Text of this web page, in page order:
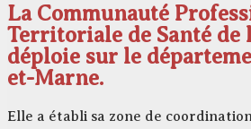
La Communauté
Territoriale de Santé de
déploie sur le
et-Marne.
Elle a établi sa zone de